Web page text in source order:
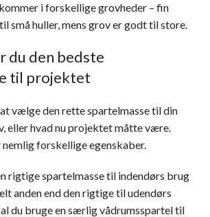
i forskellige grovheder – fin
små huller, mens grov er godt til store.
du den bedste
til projektet
vælge den rette spartelmasse til din
eller hvad nu projektet måtte være.
nemlig forskellige egenskaber.
rigtige spartelmasse til indendørs brug
anden end den rigtige til udendørs
du bruge en særlig vådrumsspartel til